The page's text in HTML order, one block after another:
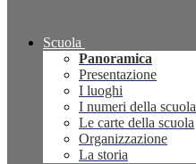
Scuola
Panoramica
Presentazione
I luoghi
I numeri della scuola
Le carte della scuola
Organizzazione
La storia